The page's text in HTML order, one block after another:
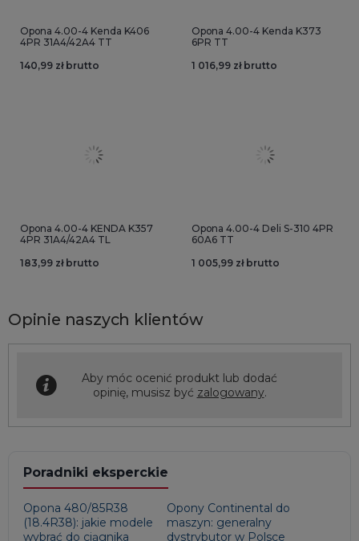
Opona 4.00-4 Kenda K406
4PR 31A4/42A4 TT
140,99 zł brutto
Opona 4.00-4 Kenda K373
6PR TT
1 016,99 zł brutto
Opona 4.00-4 KENDA K357
4PR 31A4/42A4 TL
183,99 zł brutto
Opona 4.00-4 Deli S-310 4PR
60A6 TT
1 005,99 zł brutto
Opinie naszych klientów
Aby móc ocenić produkt lub dodać
opinię, musisz być zalogowany.
Poradniki eksperckie
Opona 480/85R38
(18.4R38): jakie modele
wybrać do ciągnika
Opony Continental do
maszyn: generalny
dystrybutor w Polsce